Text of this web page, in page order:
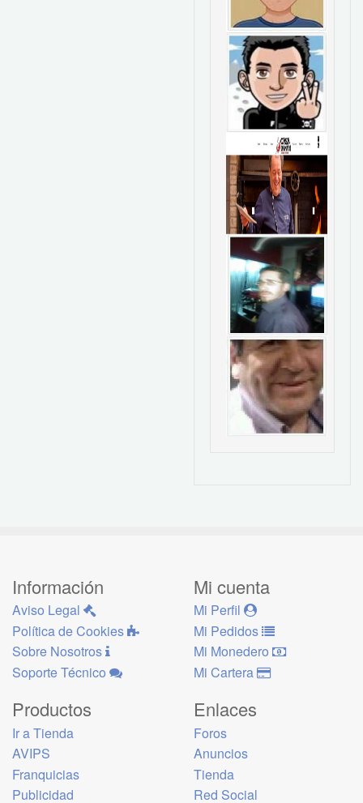
Información
Aviso Legal
Política de Cookies
Sobre Nosotros
Soporte Técnico
Mi cuenta
Mi Perfil
Mi Pedidos
Mi Monedero
Mi Cartera
Productos
Ir a Tienda
AVIPS
Franquicias
Publicidad
Enlaces
Foros
Anuncios
Tienda
Red Social